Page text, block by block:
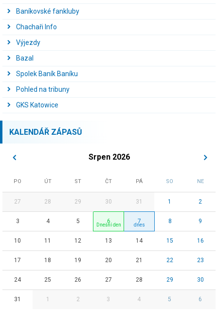
Baníkovské fankluby
Chachaři Info
Výjezdy
Bazal
Spolek Baník Baníku
Pohled na tribuny
GKS Katowice
KALENDÁŘ ZÁPASŮ
Srpen 2026
PO ÚT ST ČT PÁ SO NE
27 28 29 30 31 1 2
3 4 5 6 7 8 9
10 11 12 13 14 15 16
17 18 19 20 21 22 23
24 25 26 27 28 29 30
31 1 2 3 4 5 6